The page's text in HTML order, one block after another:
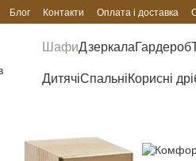
Блог Контакти Оплата і доставка
ШафиДзеркалаГардероб
ДитячіСпальніКорисні